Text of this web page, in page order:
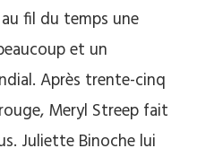
fil du temps une
et un
Après trente-cinq
Meryl Streep fait
Juliette Binoche lui